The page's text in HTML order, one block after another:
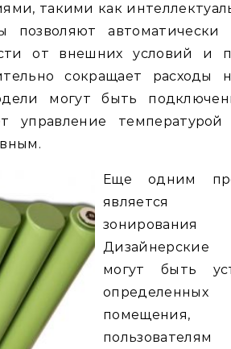
такими как
позволяют автоматически
от внешних условий и
сокращает расходы
могут быть
управление температурой
Еще одним
является
зонирования
могут быть
помещения,